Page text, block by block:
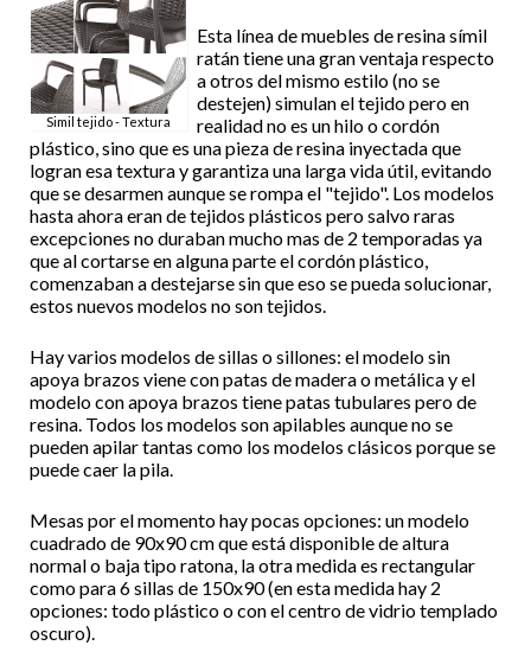
Simil tejido - Textura
Esta línea de muebles de resina símil
ratán tiene una gran ventaja respecto
a otros del mismo estilo (no se
destejen) simulan el tejido pero en
realidad no es un hilo o cordón
plástico, sino que es una pieza de resina inyectada que
logran esa textura y garantiza una larga vida útil, evitando
que se desarmen aunque se rompa el "tejido". Los modelos
hasta ahora eran de tejidos plásticos pero salvo raras
excepciones no duraban mucho mas de 2 temporadas ya
que al cortarse en alguna parte el cordón plástico,
comenzaban a destejarse sin que eso se pueda solucionar,
estos nuevos modelos no son tejidos.
Hay varios modelos de sillas o sillones: el modelo sin
apoya brazos viene con patas de madera o metálica y el
modelo con apoya brazos tiene patas tubulares pero de
resina. Todos los modelos son apilables aunque no se
pueden apilar tantas como los modelos clásicos porque se
puede caer la pila.
Mesas por el momento hay pocas opciones: un modelo
cuadrado de 90x90 cm que está disponible de altura
normal o baja tipo ratona, la otra medida es rectangular
como para 6 sillas de 150x90 (en esta medida hay 2
opciones: todo plástico o con el centro de vidrio templado
oscuro).